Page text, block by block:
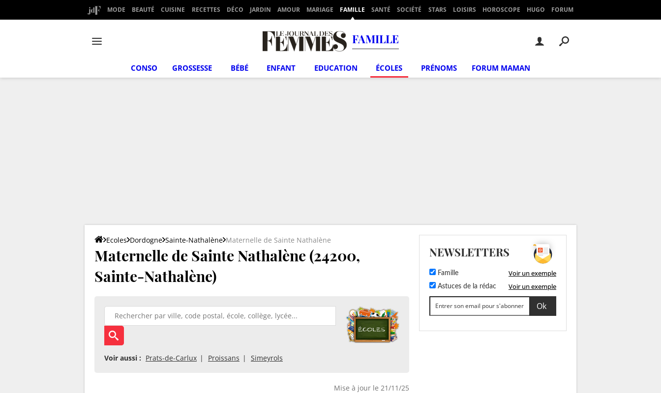
MODE BEAUTÉ CUISINE RECETTES DÉCO JARDIN AMOUR MARIAGE FAMILLE SANTÉ SOCIÉTÉ STARS LOISIRS HOROSCOPE HUGO FORUM
FAMILLE
CONSO GROSSESSE BÉBÉ ENFANT EDUCATION ÉCOLES PRÉNOMS FORUM MAMAN
Ecoles Dordogne Sainte-Nathalène Maternelle de Sainte Nathalène
Maternelle de Sainte Nathalène (24200,
Sainte-Nathalène)
Voir aussi : Prats-de-Carlux Proissans Simeyrols
Mise à jour le 21/11/25
NEWSLETTERS
Famille Voir un exemple
Astuces de la rédac Voir un exemple